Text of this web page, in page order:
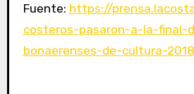
Fuente: https://
costeros-pasaron-a-la-final-
bonaerenses-de-cultura-